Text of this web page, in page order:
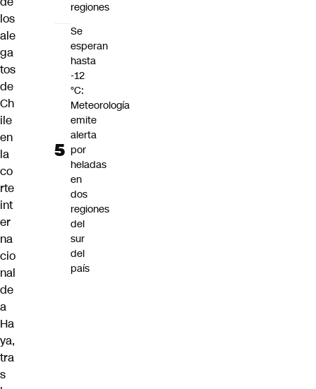
los
ale
ga
tos
de
Ch
ile
en
la
co
rte
int
er
na
cio
nal
de
a
Ha
ya,
tra
s
regiones
Se
esperan
hasta
-12
°C:
Meteorología
emite
alerta
por
heladas
en
dos
regiones
del
sur
del
país